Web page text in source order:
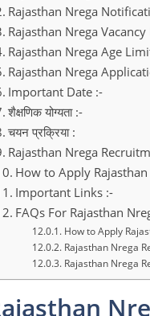
Rajasthan Nrega
Rajasthan Nrega
Rajasthan Nrega Age
Rajasthan Nrega
Important Date :-
शैक्षणिक योग्यता :-
चयन प्रक्रिया :
Rajasthan Nrega
How to Apply
Important Links :-
FAQs For Rajasthan
How to Apply
Rajasthan Nrega
Rajasthan Nrega